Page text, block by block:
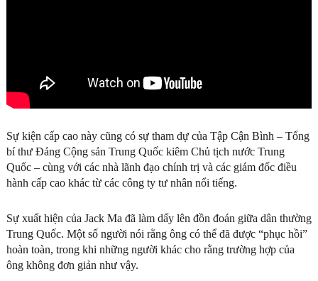
Sự kiện cấp cao này cũng có sự tham dự của Tập Cận Bình – Tổng
bí thư Đảng Cộng sản Trung Quốc kiêm Chủ tịch nước Trung
Quốc – cùng với các nhà lãnh đạo chính trị và các giám đốc điều
hành cấp cao khác từ các công ty tư nhân nổi tiếng.
Sự xuất hiện của Jack Ma đã làm dấy lên đồn đoán giữa dân thường
Trung Quốc. Một số người nói rằng ông có thể đã được “phục hồi”
hoàn toàn, trong khi những người khác cho rằng trường hợp của
ông không đơn giản như vậy.